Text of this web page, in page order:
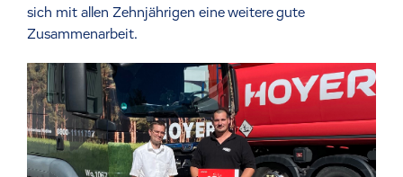
sich mit allen Zehnjährigen eine weitere gute
Zusammenarbeit.